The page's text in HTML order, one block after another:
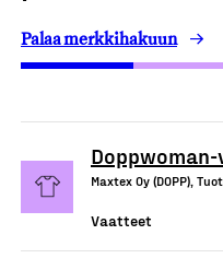
Palaa merkkihakuun
Maxtex Oy (DOPP),
Vaatteet